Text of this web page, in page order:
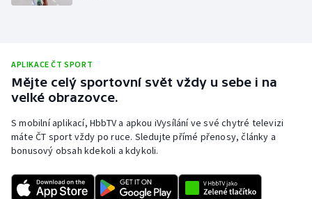
Parasport
Plavání
Plážový volejbal
Ragby
APLIKACE ČT SPORT
Mějte celý sportovní svět vždy u sebe i na
velké obrazovce.
S mobilní aplikací, HbbTV a apkou iVysílání ve své chytré televizi
máte ČT sport vždy po ruce. Sledujte přímé přenosy, články a
bonusový obsah kdekoli a kdykoli.